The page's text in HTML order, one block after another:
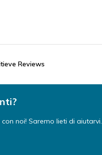
Reviews
noi! Saremo lieti di aiutarvi.